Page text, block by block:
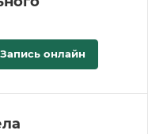
Запись онлайн